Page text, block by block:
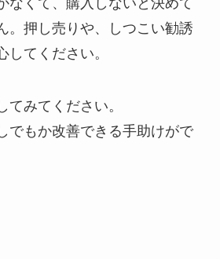
。押し売りや、しつこい勧誘
してください。
てみてください。
でもか改善できる手助けがで